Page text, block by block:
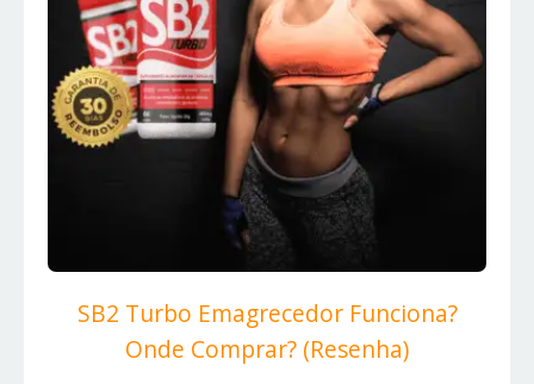
SB2 Turbo Emagrecedor Funciona?
Onde Comprar? (Resenha)